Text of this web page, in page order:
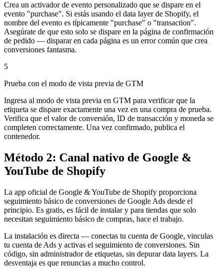
Crea un activador de evento personalizado que se dispare en el
evento "purchase". Si estás usando el data layer de Shopify, el
nombre del evento es típicamente "purchase" o "transaction".
Asegúrate de que esto solo se dispare en la página de confirmación
de pedido — disparar en cada página es un error común que crea
conversiones fantasma.
5
Prueba con el modo de vista previa de GTM
Ingresa al modo de vista previa en GTM para verificar que la
etiqueta se dispare exactamente una vez en una compra de prueba.
Verifica que el valor de conversión, ID de transacción y moneda se
completen correctamente. Una vez confirmado, publica el
contenedor.
Método 2: Canal nativo de Google &
YouTube de Shopify
La app oficial de Google & YouTube de Shopify proporciona
seguimiento básico de conversiones de Google Ads desde el
principio. Es gratis, es fácil de instalar y para tiendas que solo
necesitan seguimiento básico de compras, hace el trabajo.
La instalación es directa — conectas tu cuenta de Google, vinculas
tu cuenta de Ads y activas el seguimiento de conversiones. Sin
código, sin administrador de etiquetas, sin depurar data layers. La
desventaja es que renuncias a mucho control.